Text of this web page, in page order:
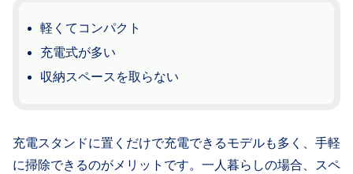
軽くてコンパクト
充電式が多い
収納スペースを取らない
充電スタンドに置くだけで充電できるモデルも多く、手軽
に掃除できるのがメリットです。一人暮らしの場合、スペ